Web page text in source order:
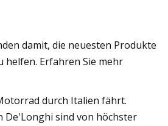
damit, die neuesten Produkte
helfen. Erfahren Sie mehr
durch Italien fährt.
De'Longhi sind von höchster